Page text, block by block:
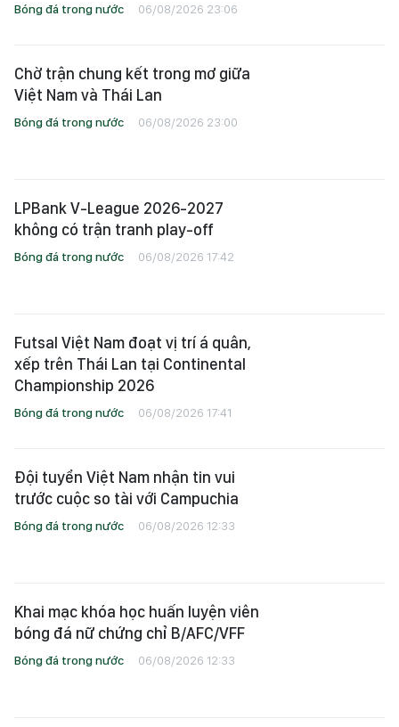
Bóng đá trong nước 06/08/2026 23:06
Chờ trận chung kết trong mơ giữa
Việt Nam và Thái Lan
Bóng đá trong nước 06/08/2026 23:00
LPBank V-League 2026-2027
không có trận tranh play-off
Bóng đá trong nước 06/08/2026 17:42
Futsal Việt Nam đoạt vị trí á quân,
xếp trên Thái Lan tại Continental
Championship 2026
Bóng đá trong nước 06/08/2026 17:41
Đội tuyển Việt Nam nhận tin vui
trước cuộc so tài với Campuchia
Bóng đá trong nước 06/08/2026 12:33
Khai mạc khóa học huấn luyện viên
bóng đá nữ chứng chỉ B/AFC/VFF
Bóng đá trong nước 06/08/2026 12:33